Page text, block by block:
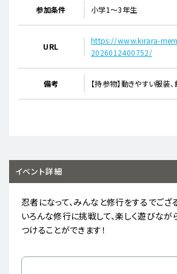
参加条件 小学1～3年生
URL
https://www.kirara-
2026012400752/
備考 【持参物】動きやすい服装
イベント詳細
忍者になって、みんなと修行をするでござる
いろんな修行に挑戦して、楽しく遊びな
つけることができます！